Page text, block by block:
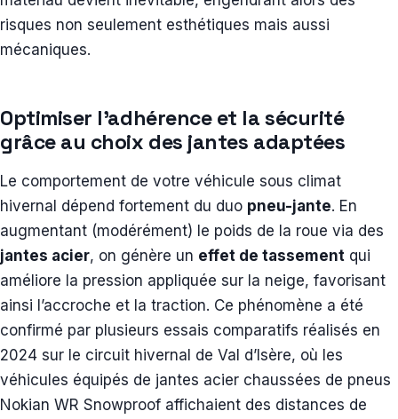
risques non seulement esthétiques mais aussi
mécaniques.
Optimiser l’adhérence et la sécurité
grâce au choix des jantes adaptées
Le comportement de votre véhicule sous climat
hivernal dépend fortement du duo pneu-jante. En
augmentant (modérément) le poids de la roue via des
jantes acier, on génère un effet de tassement qui
améliore la pression appliquée sur la neige, favorisant
ainsi l’accroche et la traction. Ce phénomène a été
confirmé par plusieurs essais comparatifs réalisés en
2024 sur le circuit hivernal de Val d’Isère, où les
véhicules équipés de jantes acier chaussées de pneus
Nokian WR Snowproof affichaient des distances de